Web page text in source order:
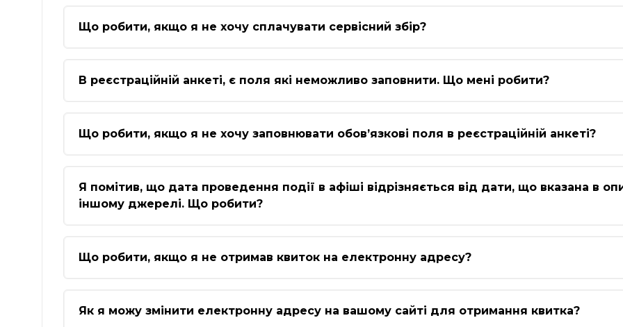
Що робити, якщо я не хочу сплачувати сервісний збір?
В реєстраційній анкеті, є поля які неможливо заповнити. Що мені робити?
Що робити, якщо я не хочу заповнювати обов’язкові поля в реєстраційній анкеті?
Я помітив, що дата проведення події в афіші відрізняється від дати, що вказана в
іншому джерелі. Що робити?
Що робити, якщо я не отримав квиток на електронну адресу?
Як я можу змінити електронну адресу на вашому сайті для отримання квитка?